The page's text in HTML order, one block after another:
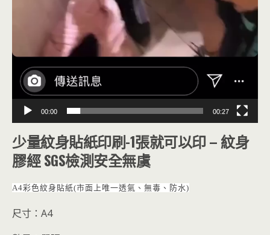
00:00 00:27
少量紋身貼紙印刷-1張就可以印 – 紋身
膠經 SGS檢測安全無虞
A4彩色紋身貼紙(市面上唯一透氣、無毒、防水)
尺寸：A4